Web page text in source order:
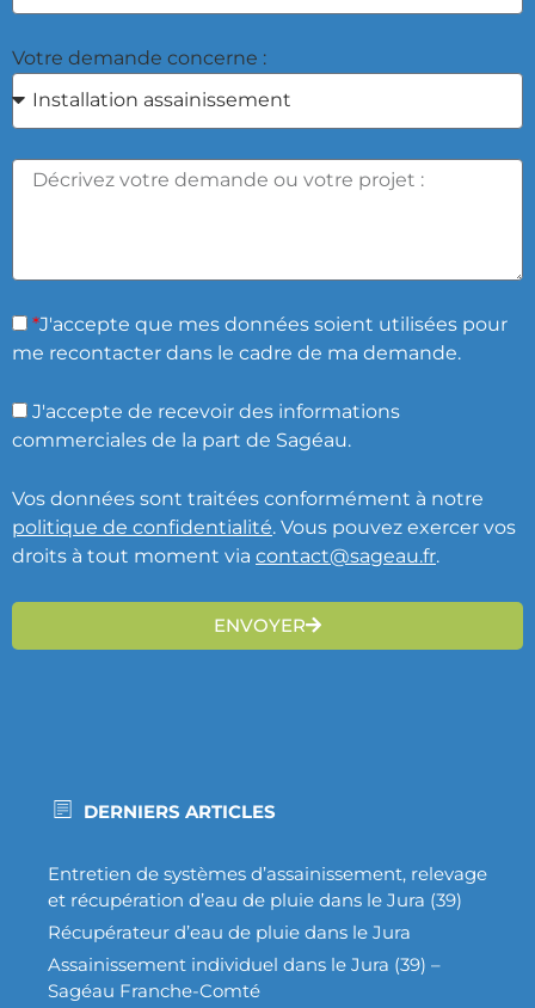
Votre demande concerne :
*J'accepte que mes données soient utilisées pour
me recontacter dans le cadre de ma demande.
J'accepte de recevoir des informations
commerciales de la part de Sagéau.
Vos données sont traitées conformément à notre
politique de confidentialité. Vous pouvez exercer vos
droits à tout moment via contact@sageau.fr.
ENVOYER
DERNIERS ARTICLES
Entretien de systèmes d’assainissement, relevage
et récupération d’eau de pluie dans le Jura (39)
Récupérateur d’eau de pluie dans le Jura
Assainissement individuel dans le Jura (39) –
Sagéau Franche-Comté